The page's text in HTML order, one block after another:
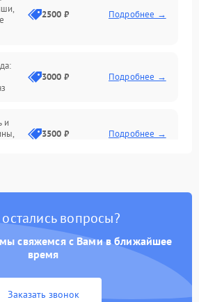
2500 ₽ Подробнее →
3000 ₽ Подробнее →
и
3500 ₽ Подробнее →
2000 ₽ Подробнее →
вопросы?
мы свяжемся с Вами в ближайшее
время
Заказать звонок